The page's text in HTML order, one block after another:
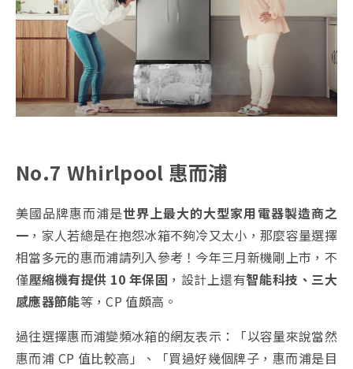
No.7 Whirlpool 惠而浦
美國品牌惠而浦是世界上最大的大型家用電器製造商之
一 ，家人若總是在抱怨冰箱不夠冷又太小，那麼容量選擇
相當多元的惠而浦請列入參考！今年三月新機剛上市，不
僅壓縮機有提供 10 年保固 ，設計上還有智能科技、三大
感應器節能等，CP 值頗高。
過往選擇惠而浦變頻冰箱的網友表示：「以容量來說當然
惠而浦 CP 值比較高」、「買過好幾個牌子，惠而浦是目